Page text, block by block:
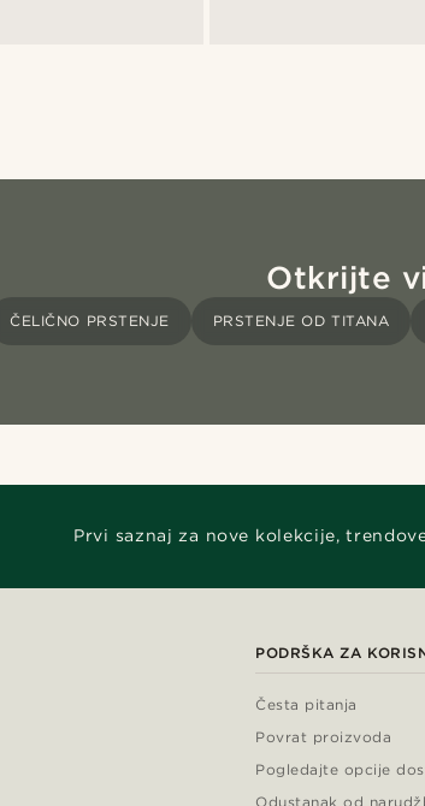
Otkrijte
ČELIČNO PRSTENJE PRSTENJE OD TITANA
Prvi saznaj za nove kolekcije,
PODRŠKA ZA
Česta pitanja
Povrat proizvoda
Pogledajte opcije
Odustanak od